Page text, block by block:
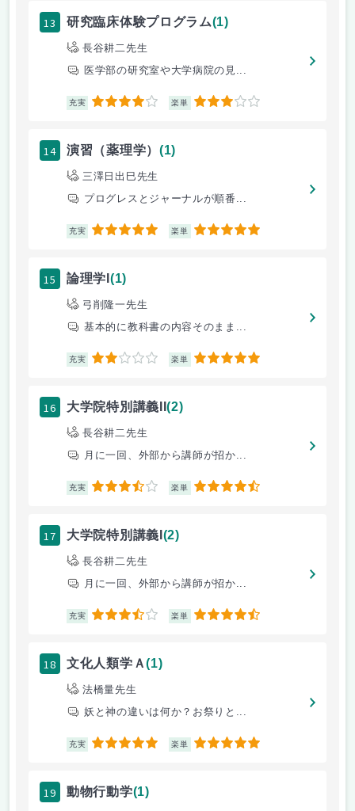
13 研究臨床体験プログラム(1)
長谷耕二先生
医学部の研究室や大学病院の見...
充実 4 楽単 3
14 演習（薬理学） (1)
三澤日出巳先生
プログレスとジャーナルが順番...
充実 5 楽単 5
15 論理学I (1)
弓削隆一先生
基本的に教科書の内容そのまま...
充実 2 楽単 5
16 大学院特別講義II(2)
長谷耕二先生
月に一回、外部から講師が招か...
充実 3.5 楽単 4.5
17 大学院特別講義I (2)
長谷耕二先生
月に一回、外部から講師が招か...
充実 3.5 楽単 4.5
18 文化人類学Ａ(1)
法橋量先生
妖と神の違いは何か？お祭りと...
充実 5 楽単 5
19 動物行動学(1)